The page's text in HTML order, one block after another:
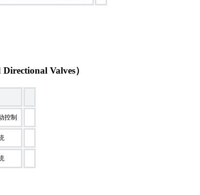
Valves）
控制